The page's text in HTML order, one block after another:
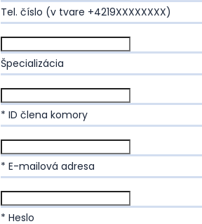
Tel. číslo (v tvare +4219XXXXXXXX)
Špecializácia
* ID člena komory
* E-mailová adresa
* Heslo